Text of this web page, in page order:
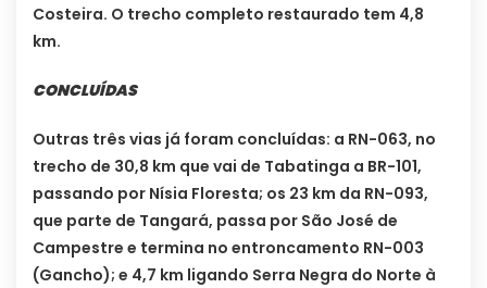
Costeira. O trecho completo restaurado tem 4,8
km.
CONCLUÍDAS
Outras três vias já foram concluídas: a RN-063, no
trecho de 30,8 km que vai de Tabatinga a BR-101,
passando por Nísia Floresta; os 23 km da RN-093,
que parte de Tangará, passa por São José de
Campestre e termina no entroncamento RN-003
(Gancho); e 4,7 km ligando Serra Negra do Norte à